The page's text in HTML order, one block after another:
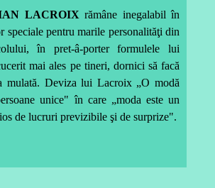
LACROIX rămâne inegalabil în
speciale pentru marile personalităţi din
în pret-â-porter formulele lui
mai ales pe tineri, dornici să facă
mulată. Deviza lui Lacroix „O modă
unice" în care „moda este un
de lucruri previzibile şi de surprize".